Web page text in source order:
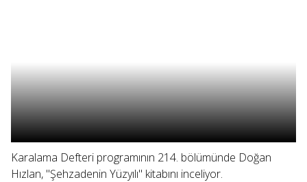
Karalama Defteri programının 214. bölümünde Doğan
Hızlan, "Şehzadenin Yüzyılı" kitabını inceliyor.